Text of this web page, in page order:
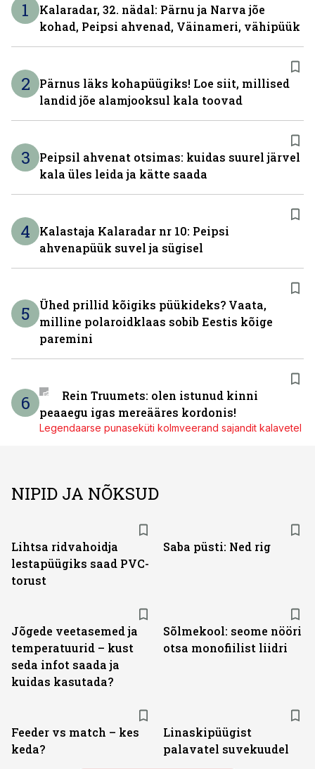
1
Kalaradar, 32. nädal: Pärnu ja Narva jõe
kohad, Peipsi ahvenad, Väinameri, vähipüük
2
Pärnus läks kohapüügiks! Loe siit, millised
landid jõe alamjooksul kala toovad
3
Peipsil ahvenat otsimas: kuidas suurel järvel
kala üles leida ja kätte saada
4
Kalastaja Kalaradar nr 10: Peipsi
ahvenapüük suvel ja sügisel
5
Ühed prillid kõigiks püükideks? Vaata,
milline polaroidklaas sobib Eestis kõige
paremini
6
Rein Truumets: olen istunud kinni
peaaegu igas mereääres kordonis!
Legendaarse punaseküti kolmveerand sajandit kalavetel
NIPID JA NÕKSUD
Lihtsa ridvahoidja
lestapüügiks saad PVC-
torust
Saba püsti: Ned rig
Jõgede veetasemed ja
temperatuurid – kust
seda infot saada ja
kuidas kasutada?
Sõlmekool: seome nööri
otsa monofiilist liidri
Feeder vs match – kes
keda?
Linaskipüügist
palavatel suvekuudel